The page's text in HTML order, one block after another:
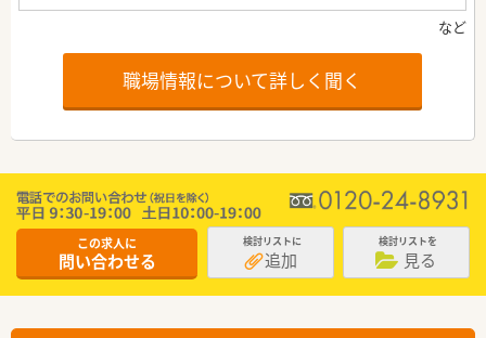
職場情報について詳しく聞く
この求人に
問い合わせる
検討リストに
追加
検討リストを
見る